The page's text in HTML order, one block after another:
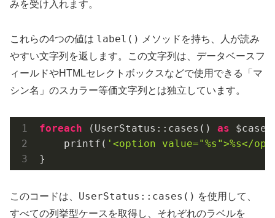
みを受け入れます。
これらの4つの値は label()
メソッドを持ち、人が読み
やすい文字列を返します。この文字列は、データベースフ
ィールドやHTMLセレクトボックスなどで使用できる「マ
シン名」のスカラー等価文字列とは独立しています。
foreach (UserStatus::cases() as
    printf(
'<option value="%s">%s</
}
このコードは、 UserStatus::cases() を使用して、
すべての列挙型ケースを取得し、それぞれのラベルを